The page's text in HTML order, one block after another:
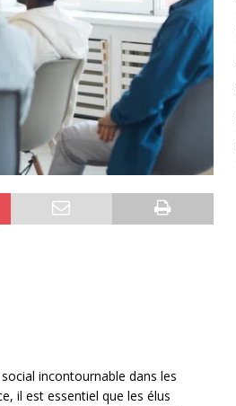
incontournable dans les
il est essentiel que les élus